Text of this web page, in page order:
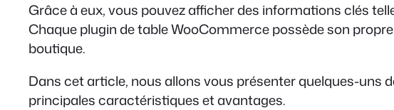
Grâce à eux, vous pouvez afficher des informations clés
Chaque plugin de table WooCommerce possède son
boutique.
Dans cet article, nous allons vous présenter quelques-uns
principales caractéristiques et avantages.